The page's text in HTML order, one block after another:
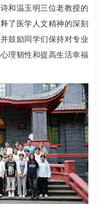
和温玉明三位老教授的
了医学人文精神的深刻
鼓励同学们保持对专业
理韧性和提高生活幸福